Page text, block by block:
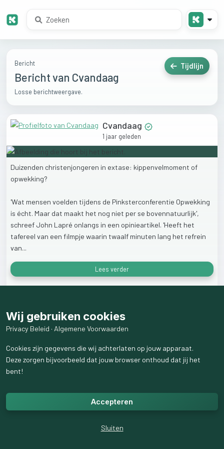
Bericht
Bericht van Cvandaag
Losse berichtweergave.
Tijdlijn
Cvandaag
1 jaar geleden
Duizenden christenjongeren in extase: kippenvelmoment of
opwekking?
'Wat mensen voelden tijdens de Pinksterconferentie Opwekking
is écht. Maar dat maakt het nog niet per se bovennatuurlijk',
schreef John Lapré onlangs in een opinieartikel. 'Heeft het
tafereel van een filmpje waarin twaalf minuten lang het refrein
van...
Lees verder
Wij gebruiken cookies
Privacy Beleid · Algemene Voorwaarden
Cookies zijn gegevens die wij achterlaten op jouw apparaat.
Deze zorgen bijvoorbeeld dat jouw browser onthoud dat jij het
bent!
Accepteren
Sluiten